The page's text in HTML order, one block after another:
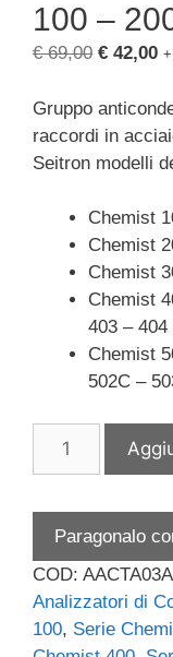
100 –
€69,00 Il
originale
era:
€ 69,00.
€ 42,00Il
è:
€
Gruppo
raccordi in
Seitron modelli
Chemist
Chemist
Chemist
Chemist
403 – 404
Chemist
502C –
Gruppo
filtraggio
fumi
CON
tubi
e
Paragonalo
COD: AACTA03A
Analizzatori di
100, Serie